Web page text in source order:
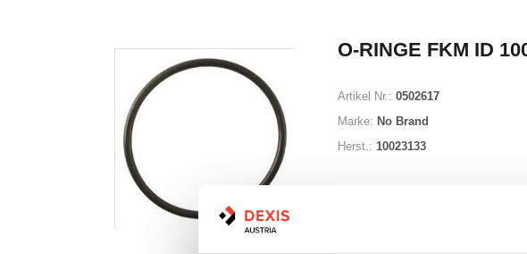
O-RINGE FKM ID
Artikel Nr.: 0502617
Marke: No Brand
Herst.: 10023133